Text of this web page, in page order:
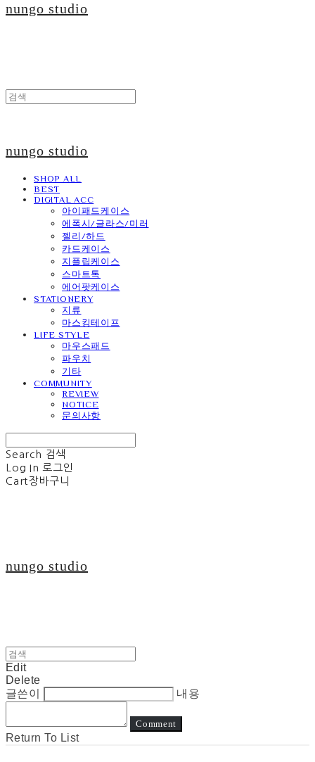
nungo studio
nungo studio
SHOP ALL
BEST
DIGITAL ACC
아이패드케이스
에폭시/글라스/미러
젤리/하드
카드케이스
지플립케이스
스마트톡
에어팟케이스
STATIONERY
지류
마스킹테이프
LIFE STYLE
마우스패드
파우치
기타
COMMUNITY
REVIEW
NOTICE
문의사항
Search 검색
Log In 로그인
Cart장바구니
nungo studio
Edit
Delete
글쓴이
내용
Comment
Return To List